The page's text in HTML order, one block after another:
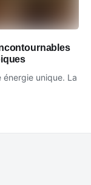
énergie unique. La